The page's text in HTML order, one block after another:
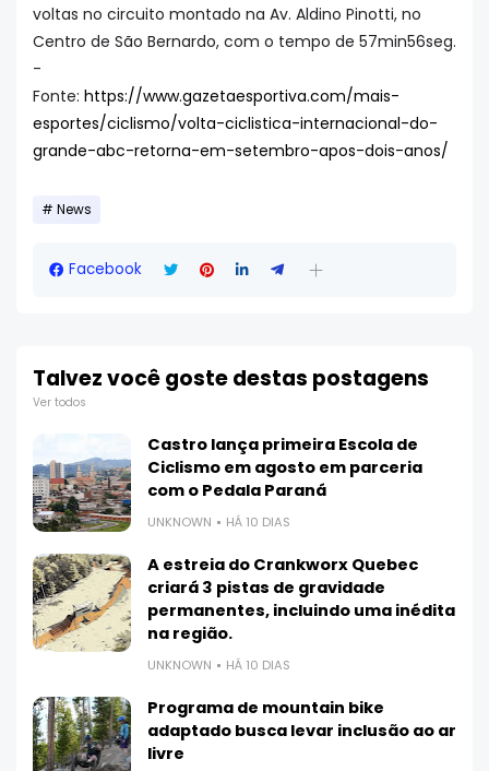
voltas no circuito montado na Av. Aldino Pinotti, no
Centro de São Bernardo, com o tempo de 57min56seg.
-
Fonte: https://www.gazetaesportiva.com/mais-
esportes/ciclismo/volta-ciclistica-internacional-do-
grande-abc-retorna-em-setembro-apos-dois-anos/
News
Facebook
Talvez você goste destas postagens
Ver todos
Castro lança primeira Escola de
Ciclismo em agosto em parceria
com o Pedala Paraná
UNKNOWN HÁ 10 DIAS
A estreia do Crankworx Quebec
criará 3 pistas de gravidade
permanentes, incluindo uma inédita
na região.
UNKNOWN HÁ 10 DIAS
Programa de mountain bike
adaptado busca levar inclusão ao ar
livre